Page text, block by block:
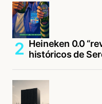
Heineken 0.0
históricos de